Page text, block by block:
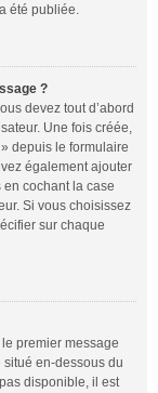
été publiée.
?
devez tout d’abord
Une fois créée,
depuis le formulaire
également ajouter
cochant la case
Si vous choisissez
sur chaque
premier message
situé en-dessous du
disponible, il est